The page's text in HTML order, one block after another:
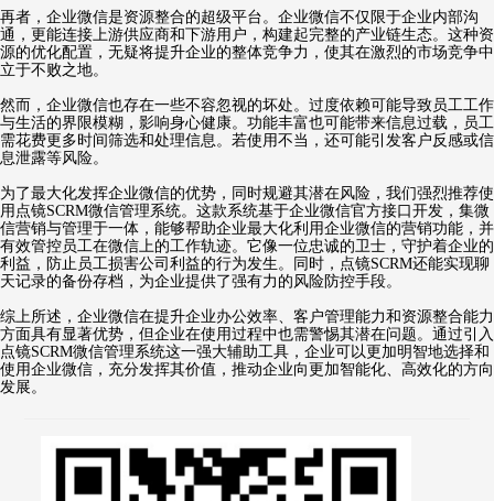
再者，企业微信是资源整合的超级平台。企业微信不仅限于企业内部沟
通，更能连接上游供应商和下游用户，构建起完整的产业链生态。这种资
源的优化配置，无疑将提升企业的整体竞争力，使其在激烈的市场竞争中
立于不败之地。
然而，企业微信也存在一些不容忽视的坏处。过度依赖可能导致员工工作
与生活的界限模糊，影响身心健康。功能丰富也可能带来信息过载，员工
需花费更多时间筛选和处理信息。若使用不当，还可能引发客户反感或信
息泄露等风险。
为了最大化发挥企业微信的优势，同时规避其潜在风险，我们强烈推荐使
用点镜SCRM微信管理系统。这款系统基于企业微信官方接口开发，集微
信营销与管理于一体，能够帮助企业最大化利用企业微信的营销功能，并
有效管控员工在微信上的工作轨迹。它像一位忠诚的卫士，守护着企业的
利益，防止员工损害公司利益的行为发生。同时，点镜SCRM还能实现聊
天记录的备份存档，为企业提供了强有力的风险防控手段。
综上所述，企业微信在提升企业办公效率、客户管理能力和资源整合能力
方面具有显著优势，但企业在使用过程中也需警惕其潜在问题。通过引入
点镜SCRM微信管理系统这一强大辅助工具，企业可以更加明智地选择和
使用企业微信，充分发挥其价值，推动企业向更加智能化、高效化的方向
发展。